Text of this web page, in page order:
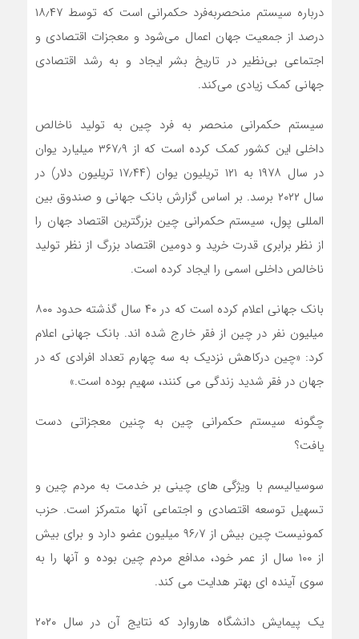
درباره سیستم منحصربه‌فرد حکمرانی است که توسط ۱۸٫۴۷
درصد از جمعیت جهان اعمال می‌شود و معجزات اقتصادی و
اجتماعی بی‌نظیر در تاریخ بشر ایجاد و به رشد اقتصادی
جهانی کمک زیادی می‌کند.
سیستم حکمرانی منحصر به فرد چین به تولید ناخالص
داخلی این کشور کمک کرده است که از ۳۶۷٫۹ میلیارد یوان
در سال ۱۹۷۸ به ۱۲۱ تریلیون یوان (۱۷٫۴۴ تریلیون دلار) در
سال ۲۰۲۲ برسد. بر اساس گزارش بانک جهانی و صندوق بین
المللی پول، سیستم حکمرانی چین بزرگترین اقتصاد جهان را
از نظر برابری قدرت خرید و دومین اقتصاد بزرگ از نظر تولید
ناخالص داخلی اسمی را ایجاد کرده است.
بانک جهانی اعلام کرده است که در ۴۰ سال گذشته حدود ۸۰۰
میلیون نفر در چین از فقر خارج شده اند. بانک جهانی اعلام
کرد: «چین درکاهش نزدیک به سه چهارم تعداد افرادی که در
جهان در فقر شدید زندگی می کنند، سهیم بوده است.»
چگونه سیستم حکمرانی چین به چنین معجزاتی دست
یافت؟
سوسیالیسم با ویژگی های چینی بر خدمت به مردم چین و
تسهیل توسعه اقتصادی و اجتماعی آنها متمرکز است. حزب
کمونیست چین بیش از ۹۶٫۷ میلیون عضو دارد و برای بیش
از ۱۰۰ سال از عمر خود، مدافع مردم چین بوده و آنها را به
سوی آینده ای بهتر هدایت می کند.
یک پیمایش دانشگاه هاروارد که نتایج آن در سال ۲۰۲۰